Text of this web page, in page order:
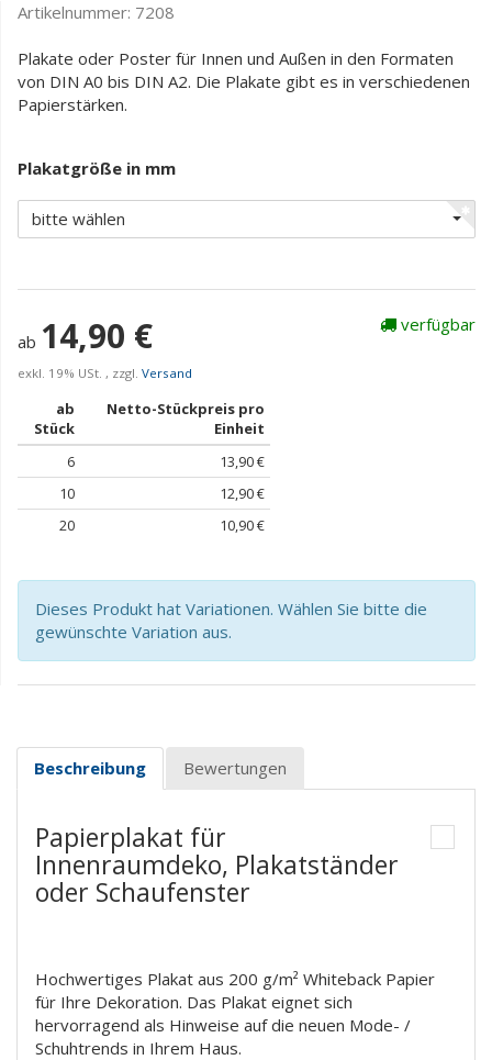
Artikelnummer: 7208
Plakate oder Poster für Innen und Außen in den Formaten
von DIN A0 bis DIN A2. Die Plakate gibt es in verschiedenen
Papierstärken.
Plakatgröße in mm
bitte wählen
ab 14,90 €
exkl. 19% USt. , zzgl. Versand
ab
Stück
Netto-Stückpreis pro
Einheit
6
13,90 €
10
12,90 €
20
10,90 €
verfügbar
Dieses Produkt hat Variationen. Wählen Sie bitte die
gewünschte Variation aus.
Beschreibung Bewertungen
Papierplakat für
Innenraumdeko, Plakatständer
oder Schaufenster
Hochwertiges Plakat aus 200 g/m² Whiteback Papier
für Ihre Dekoration. Das Plakat eignet sich
hervorragend als Hinweise auf die neuen Mode- /
Schuhtrends in Ihrem Haus.